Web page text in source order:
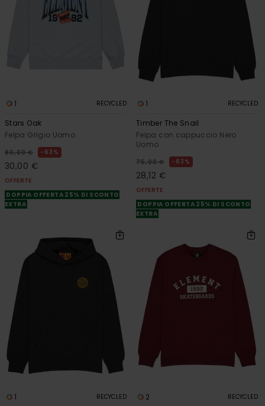
1 RECYCLED
Stars Oak
Felpa Grigio Uomo
80,00 € 63%
30,00 €
OFFERTE
DOPPIA OFFERTA 25% DI SCONTO
EXTRA
1 RECYCLED
Timber The Snail
Felpa con cappuccio Nero
Uomo
75,00 € 63%
28,12 €
OFFERTE
DOPPIA OFFERTA 25% DI SCONTO
EXTRA
1 RECYCLED 2 RECYCLED